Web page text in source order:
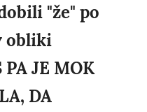
"že" po
obliki
JE MOK
DA